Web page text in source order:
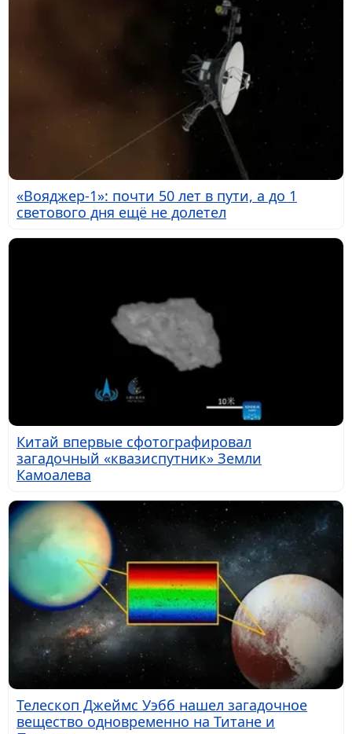
«Вояджер-1»: почти 50 лет в пути, а до 1
светового дня ещё не долетел
Китай впервые сфотографировал
загадочный «квазиспутник» Земли
Камоалева
Телескоп Джеймс Уэбб нашел загадочное
вещество одновременно на Титане и